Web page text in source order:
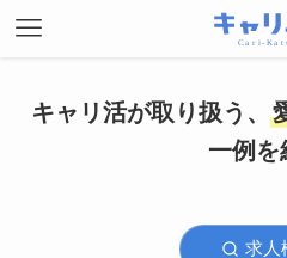
キャリ活が取り扱う、
一例を
求人